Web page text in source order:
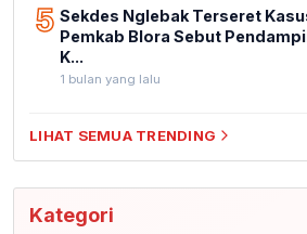
5 Sekdes Nglebak Terseret
Pemkab Blora Sebut
K...
1 bulan yang lalu
LIHAT SEMUA TRENDING
Kategori